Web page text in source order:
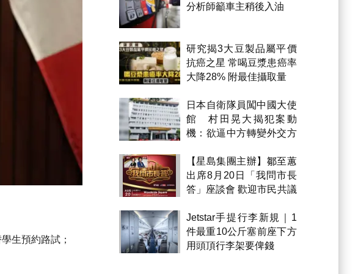
生預約路試；
分析師籲車主稍後入油
研究揭3大豆製品屬平價
抗癌之星 常喝豆漿患癌率
大降28% 附最佳攝取量
日本自衛隊員闖中國大使
館 村田晃大揭犯案動
機：欲逼中方轉變外交方
【星島集團主辦】鄒至蕙
出席8月20日「我問市長
答」座談會 歡迎市民共議
Jetstar手提行李新規｜1
件最重10公斤塞前座下方
用頭頂行李架要俾錢